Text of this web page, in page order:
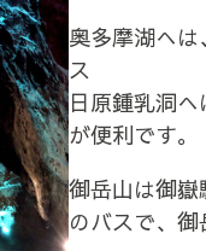
奥多摩湖へ
ス
日原鍾乳洞へ
が便利です。
御岳山は御
のバスで、御